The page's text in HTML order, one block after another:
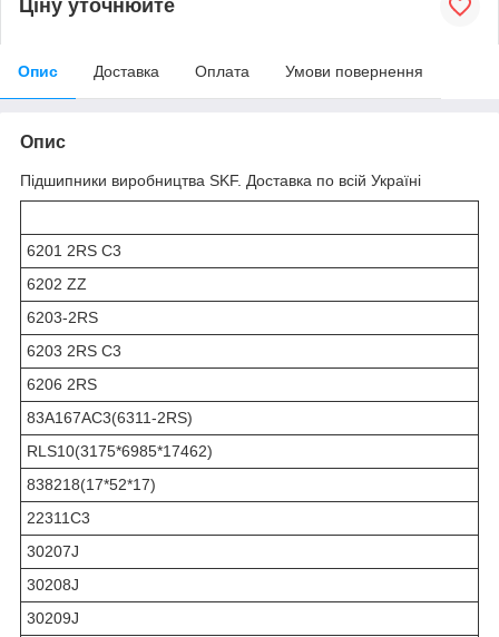
Ціну уточнюйте
Опис Доставка Оплата Умови повернення
Опис
Підшипники виробництва SKF. Доставка по всій Україні
6201 2RS C3
6202 ZZ
6203-2RS
6203 2RS C3
6206 2RS
83A167AC3(6311-2RS)
RLS10(3175*6985*17462)
838218(17*52*17)
22311C3
30207J
30208J
30209J